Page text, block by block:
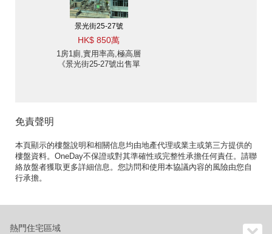
景光街25-27號
HK$ 850萬
1房1廁,實用率高,極高層
《景光街25-27號出售單
免責聲明
本頁顯示的樓盤說明和相關信息均由地產代理或業主或第三方提供的
樓盤資料。OneDay不保證或對其準確性或完整性承擔任何責任。請聯
絡放盤者獲取更多詳細信息。您訪問和使用本協議內容的風險由您自
行承擔。
熱門住宅區域